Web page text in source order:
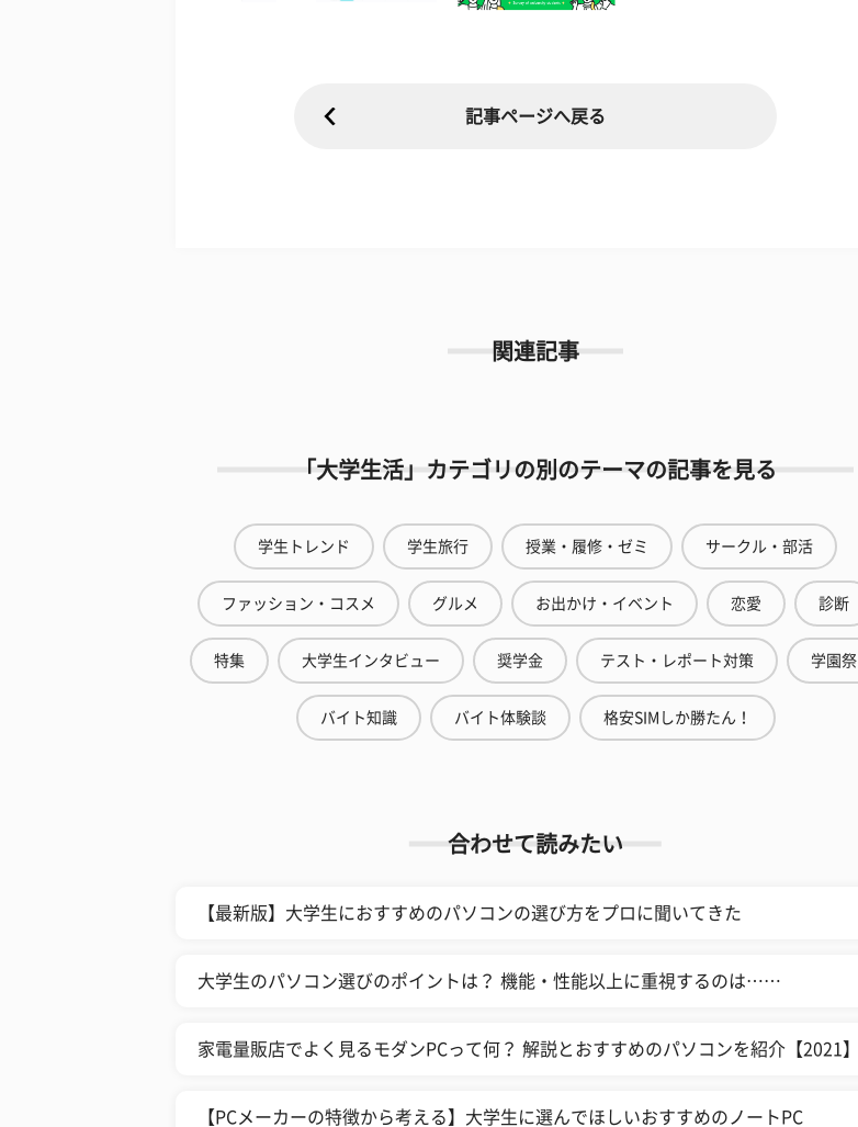
記事ページへ戻る
関連記事
「大学生活」カテゴリの別のテーマの記事を見る
学生トレンド 学生旅行 授業・履修・ゼミ サークル・部活
ファッション・コスメ グルメ お出かけ・イベント 恋愛 診断
特集 大学生インタビュー 奨学金 テスト・レポート対策 学園祭
バイト知識 バイト体験談 格安SIMしか勝たん！
合わせて読みたい
【最新版】大学生におすすめのパソコンの選び方をプロに聞いてきた
大学生のパソコン選びのポイントは？ 機能・性能以上に重視するのは……
家電量販店でよく見るモダンPCって何？ 解説とおすすめのパソコンを紹介【2021】
【PCメーカーの特徴から考える】大学生に選んでほしいおすすめのノートPC